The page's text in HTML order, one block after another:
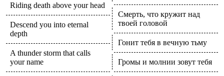
Riding death above your head
Descend you into eternal
depth
A thunder storm that calls
your name
Смерть, что кружит над
твоей головой
Гонит тебя в вечную тьму
Громы и молнии зовут тебя